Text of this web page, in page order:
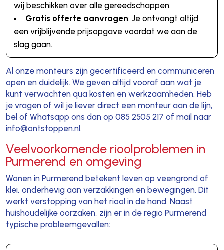
wij beschikken over alle gereedschappen.
Gratis offerte aanvragen: Je ontvangt altijd
een vrijblijvende prijsopgave voordat we aan de
slag gaan.
Al onze monteurs zijn gecertificeerd en communiceren
open en duidelijk. We geven altijd vooraf aan wat je
kunt verwachten qua kosten en werkzaamheden. Heb
je vragen of wil je liever direct een monteur aan de lijn,
bel of Whatsapp ons dan op 085 2505 217 of mail naar
info@ontstoppen.nl.
Veelvoorkomende rioolproblemen in
Purmerend en omgeving
Wonen in Purmerend betekent leven op veengrond of
klei, onderhevig aan verzakkingen en bewegingen. Dit
werkt verstopping van het riool in de hand. Naast
huishoudelijke oorzaken, zijn er in de regio Purmerend
typische probleemgevallen: